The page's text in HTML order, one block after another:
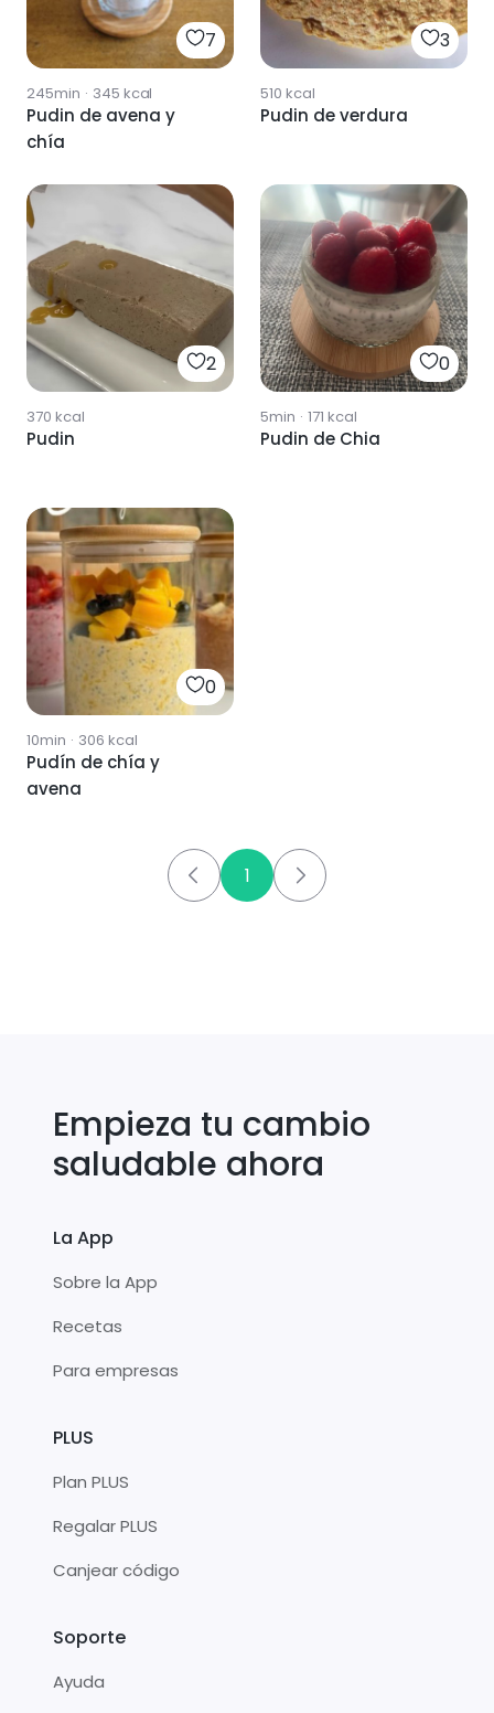
7
245min · 345 kcal
Pudin de avena y
chía
3
510 kcal
Pudin de verdura
2
370 kcal
Pudin
0
5min · 171 kcal
Pudin de Chia
0
10min · 306 kcal
Pudín de chía y
avena
1
Empieza tu cambio
saludable ahora
La App
Sobre la App
Recetas
Para empresas
PLUS
Plan PLUS
Regalar PLUS
Canjear código
Soporte
Ayuda